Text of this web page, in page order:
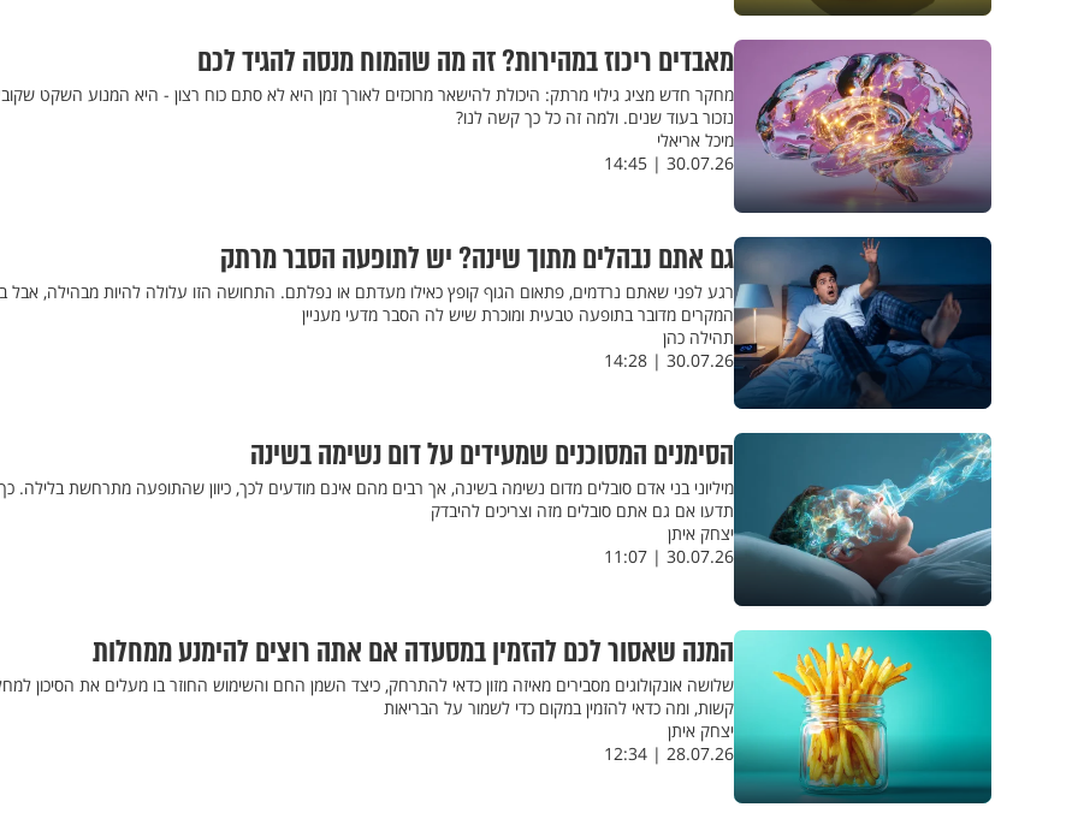
מאבדים ריכוז במהירות? זה מה שהמוח מנסה להגיד לכם
מחקר חדש מציג גילוי מרתק: היכולת להישאר מרוכזים לאורך זמן היא לא סתם כוח רצון - היא המנוע השקט
נזכור בעוד שנים. ולמה זה כל כך קשה לנו?
מיכל אריאלי
30.07.26 | 14:45
גם אתם נבהלים מתוך שינה? יש לתופעה הסבר מרתק
רגע לפני שאתם נרדמים, פתאום הגוף קופץ כאילו מעדתם או נפלתם. התחושה הזו עלולה להיות מבהילה, אבל
המקרים מדובר בתופעה טבעית ומוכרת שיש לה הסבר מדעי מעניין
תהילה כהן
30.07.26 | 14:28
הסימנים המסוכנים שמעידים על דום נשימה בשינה
מיליוני בני אדם סובלים מדום נשימה בשינה, אך רבים מהם אינם מודעים לכך, כיוון שהתופעה מתרחשת בלילה. כך
תדעו אם גם אתם סובלים מזה וצריכים להיבדק
יצחק איתן
30.07.26 | 11:07
המנה שאסור לכם להזמין במסעדה אם אתה רוצים להימנע ממחלות
שלושה אונקולוגים מסבירים מאיזה מזון כדאי להתרחק, כיצד השמן החם והשימוש החוזר בו מעלים את הסיכון
קשות, ומה כדאי להזמין במקום כדי לשמור על הבריאות
יצחק איתן
28.07.26 | 12:34